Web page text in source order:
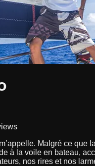
Malgré ce
à la voile en bateau,
nos rires et nos